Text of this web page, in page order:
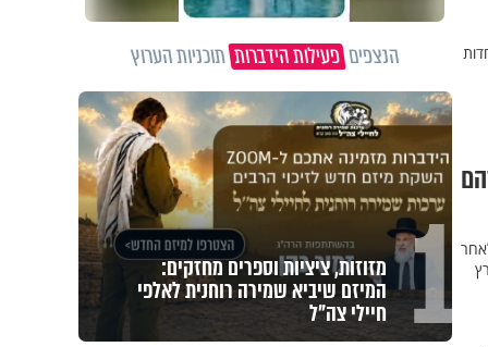
הנצפיםפעילות הידברותתוכניות הערוץ
1 מזוזות, ציציות וספרים מחזקים:
המיזם שיביא שמירה רוחנית לאלפי
חיילי צה"ל